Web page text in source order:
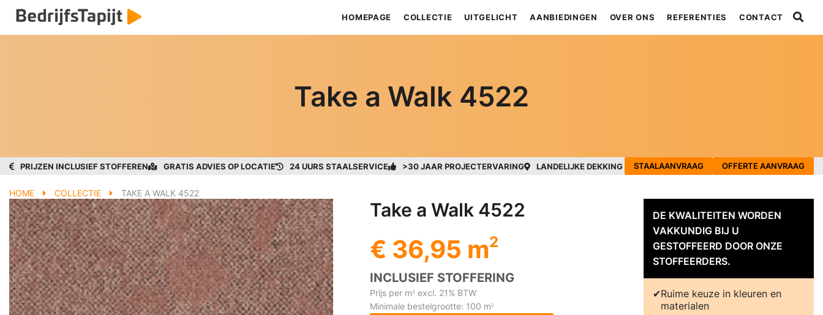
HOMEPAGE COLLECTIE UITGELICHT AANBIEDINGEN OVER ONS REFERENTIES CONTACT
Take a Walk 4522
PRIJZEN INCLUSIEF STOFFEREN GRATIS ADVIES OP LOCATIE 24 UURS STAALSERVICE >30 JAAR PROJECTERVARING LANDELIJKE DEKKING STAALAANVRAAG OFFERTE AANVRAAG
HOME COLLECTIE TAKE A WALK 4522
Take a Walk 4522
€ 36,95 m2
INCLUSIEF STOFFERING
Prijs per m2 excl. 21% BTW
Minimale bestelgrootte: 100 m2
DE KWALITEITEN WORDEN
VAKKUNDIG BIJ U
GESTOFFEERD DOOR ONZE
STOFFEERDERS.
Ruime keuze in kleuren en
materialen